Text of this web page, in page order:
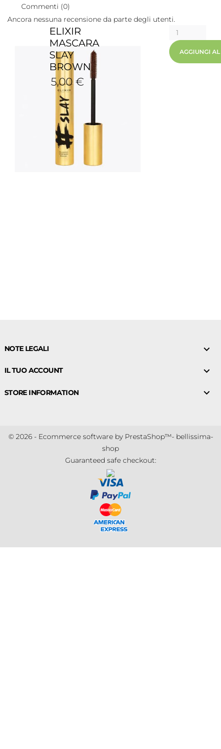
Commenti (0)
Ancora nessuna recensione da parte degli utenti.
ELIXIR
MASCARA
SLAY
BROWN
5,00 €
AGGIUNGI
NOTE LEGALI 
IL TUO ACCOUNT 
STORE INFORMATION 
© 2026 - Ecommerce software by PrestaShop™- bellissima-
shop
Guaranteed safe checkout: